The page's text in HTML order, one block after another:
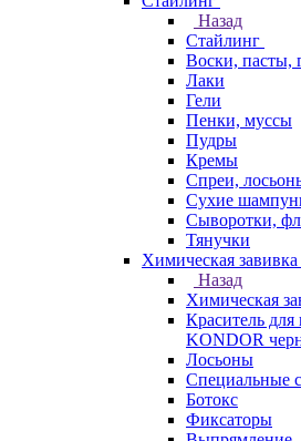
Назад
Стайлинг
Воски, пасты,
Лаки
Гели
Пенки, муссы
Пудры
Кремы
Спреи,
Сухие
Сыворотки,
Тянучки
Химическая завивка
Назад
Химическая
Краситель
KONDOR
Лосьоны
Специальные
Ботокс
Фиксаторы